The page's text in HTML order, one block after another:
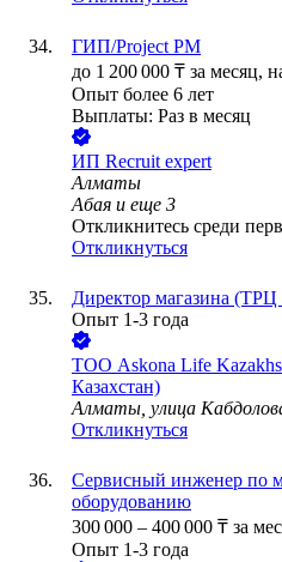
ГИП/Project PM
до 1 200 000 ₸ за месяц,
Опыт более 6 лет
Выплаты: Раз в месяц
ИП Recruit expert
Алматы
Абая и еще 3
Откликнитесь среди
Откликнуться
Директор магазина
Опыт 1-3 года
ТОО Askona Life
Казахстан)
Алматы, улица
Откликнуться
Сервисный инженер по
оборудованию
300 000 – 400 000 ₸ за
Опыт 1-3 года